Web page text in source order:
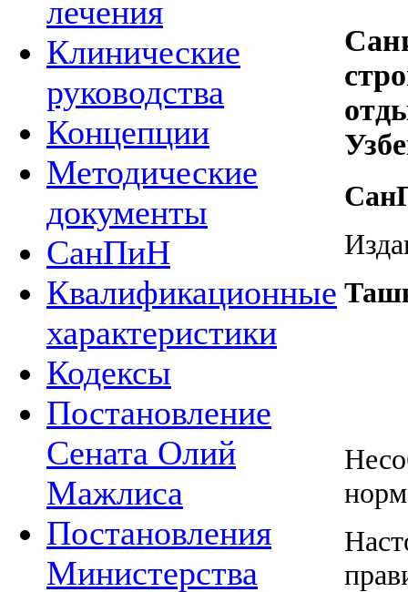
лечения
Клинические
руководства
Концепции
Методические
документы
СанПиН
Квалификационные
характеристики
Кодексы
Постановление
Сената Олий
Мажлиса
Постановления
Министерства